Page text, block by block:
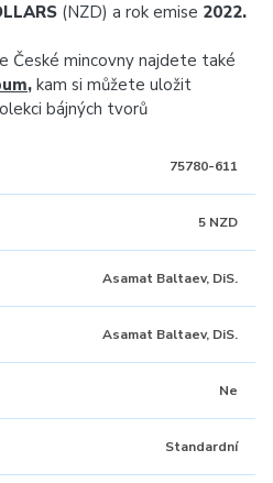
(NZD) a rok emise 2022.
České mincovny najdete také
, kam si můžete uložit
bájných tvorů
75780-611
5 NZD
Asamat Baltaev, DiS.
Asamat Baltaev, DiS.
Ne
Standardní